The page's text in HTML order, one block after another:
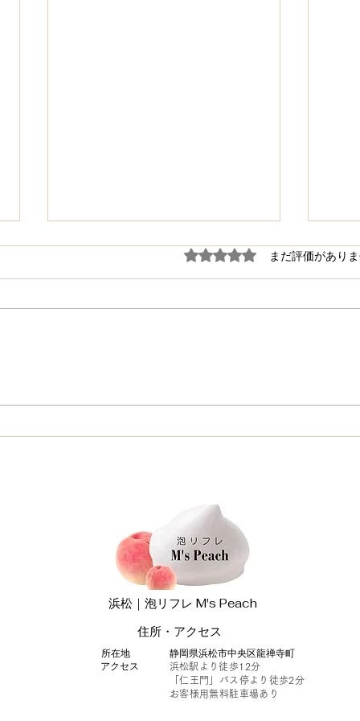
5つ星のうち0と評価されて
まだ評価があり
浜松｜泡リフレ M's Peach
​住所・アクセス
​所在地
アクセス
​静岡県浜松市中央区龍禅寺町
​浜松駅より徒歩12分
「仁王門」バス停より徒歩2分
お客様用無料駐車場あり